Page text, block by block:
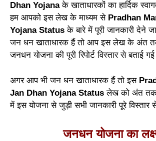
Dhan Yojanaके खाताधारकों का हार्दिक
हम आपको इस लेख के माध्यम से Pradhan
Yojana Status के बारे में पूरी जानकारी देने
जन धन खाताधारक हैं तो आप इस लेख के अंत
जनधन योजना की पूरी रिपोर्ट विस्तार से बताई
अगर आप भी जन धन खाताधारक हैं तो इस
Jan Dhan Yojana Status लेख को अंत
में इस योजना से जुड़ी सभी जानकारी पूरे विस्तार
जनधन योजना का